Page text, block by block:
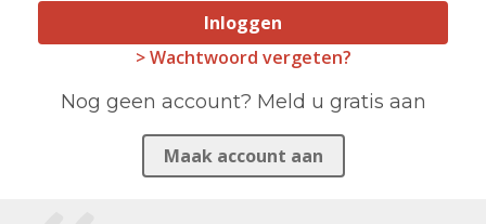
Inloggen
> Wachtwoord vergeten?
Nog geen account? Meld u gratis aan
Maak account aan